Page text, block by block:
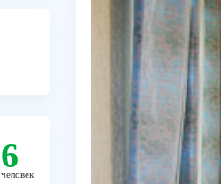
6
человек